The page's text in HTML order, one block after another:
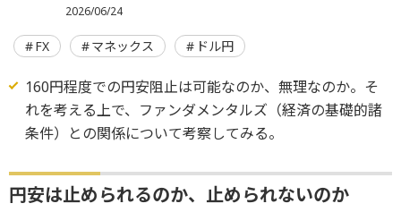
2026/06/24
FX マネックス ドル円
160円程度での円安阻止は可能なのか、無理なのか。そ
れを考える上で、ファンダメンタルズ（経済の基礎的諸
条件）との関係について考察してみる。
円安は止められるのか、止められないのか